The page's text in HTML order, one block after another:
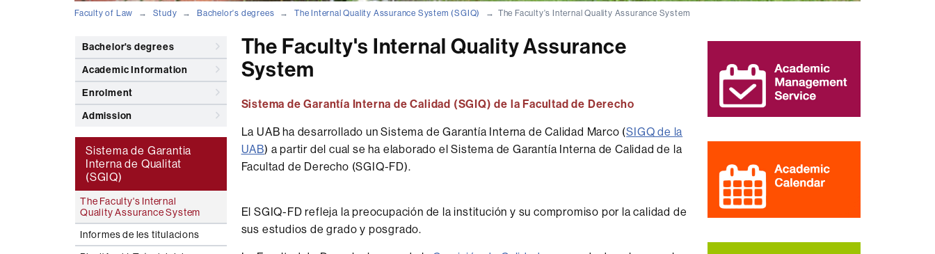
Faculty of Law Study Bachelor's degrees The Internal Quality Assurance System (SGIQ) The Faculty's Internal Quality Assurance System
Bachelor's degrees
Academic Information
Enrolment
Admission
Sistema de Garantia
Interna de Qualitat
(SGIQ)
The Faculty's Internal
Quality Assurance System
Informes de les titulacions
The Faculty's Internal Quality Assurance
System
Sistema de Garantía Interna de Calidad (SGIQ) de la Facultad de Derecho
La UAB ha desarrollado un Sistema de Garantía Interna de Calidad Marco (SIGQ de la
UAB) a partir del cual se ha elaborado el Sistema de Garantía Interna de Calidad de la
Facultad de Derecho (SGIQ-FD).
El SGIQ-FD refleja la preocupación de la institución y su compromiso por la calidad de
sus estudios de grado y posgrado.
Extra
information